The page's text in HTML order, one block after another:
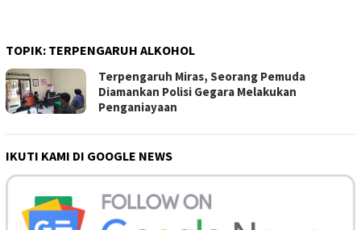
TOPIK: TERPENGARUH ALKOHOL
Terpengaruh Miras, Seorang Pemuda
Diamankan Polisi Gegara Melakukan
Penganiayaan
IKUTI KAMI DI GOOGLE NEWS